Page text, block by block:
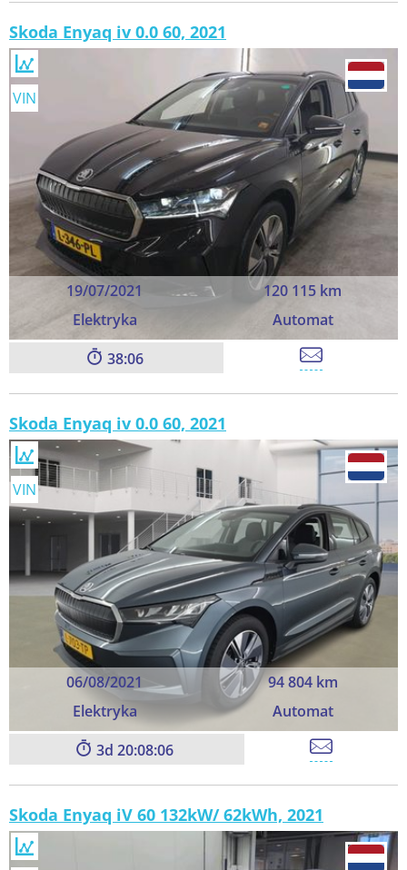
Skoda Enyaq iv 0.0 60, 2021
19/07/2021
120 115 km
Elektryka
Automat
VIN
38:06
Skoda Enyaq iv 0.0 60, 2021
06/08/2021
94 804 km
Elektryka
Automat
VIN
3 20:08:06
Skoda Enyaq iV 60 132kW/ 62kWh, 2021